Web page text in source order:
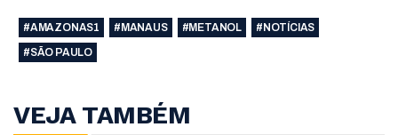
#AMAZONAS1 #MANAUS #METANOL
#NOTÍCIAS
#SÃO PAULO
VEJA TAMBÉM